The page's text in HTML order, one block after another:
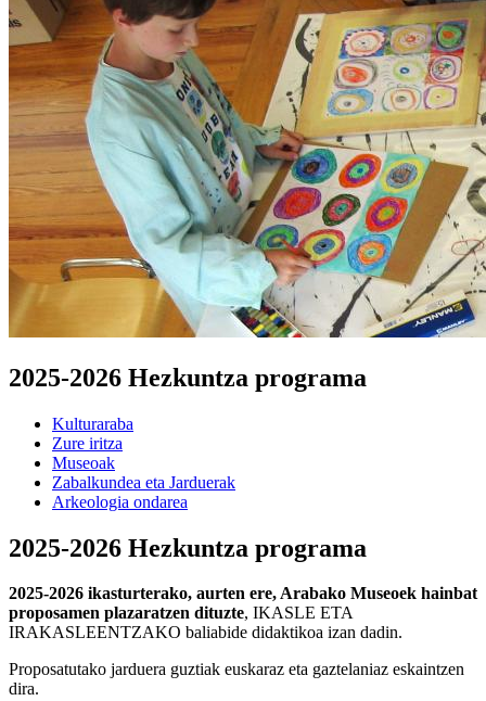
2025-2026 Hezkuntza programa
Kulturaraba
Zure iritza
Museoak
Zabalkundea eta Jarduerak
Arkeologia ondarea
2025-2026 Hezkuntza programa
2025-2026 ikasturterako, aurten ere, Arabako Museoek hainbat
proposamen plazaratzen dituzte, IKASLE ETA
IRAKASLEENTZAKO baliabide didaktikoa izan dadin.
Proposatutako jarduera guztiak euskaraz eta gaztelaniaz eskaintzen
dira.